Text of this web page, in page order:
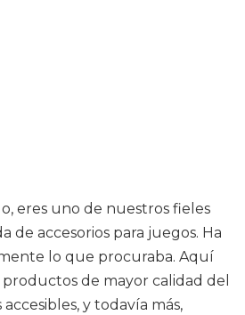
eres uno de nuestros fieles
de accesorios para juegos. Ha
lo que procuraba. Aquí
de mayor calidad del
y todavía más,